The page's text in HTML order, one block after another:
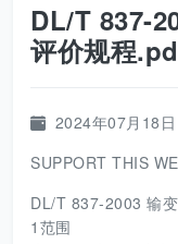
DL/T 837-
评价规程
2024年07月18日
SUPPORT THIS
DL/T 837-2003 输
1范围